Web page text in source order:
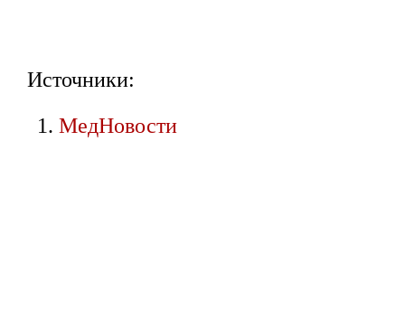
Источники:
МедНовости